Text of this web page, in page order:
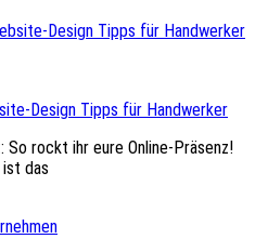
Design Tipps für Handwerker
So rockt ihr eure Online-Präsenz!
das